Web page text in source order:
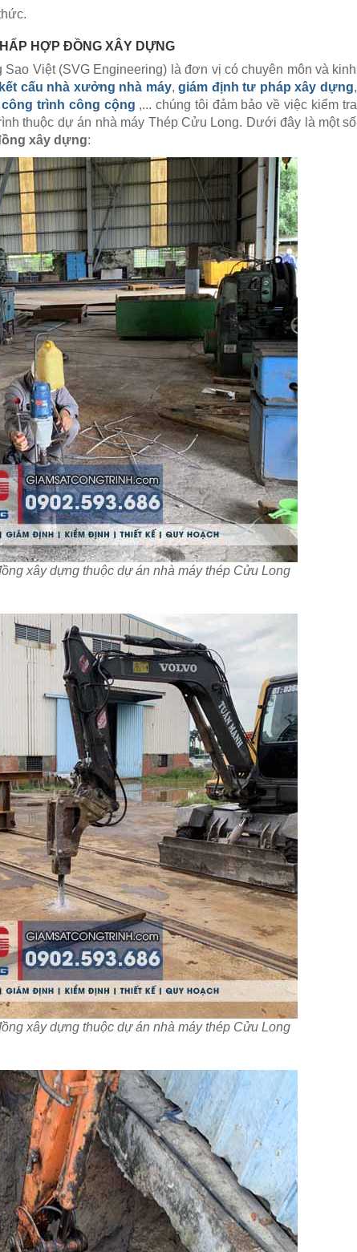
HỢP ĐỒNG XÂY DỰNG
Việt (SVG Engineering) là đơn vị có chuyên môn và kinh
cấu nhà xưởng nhà máy, giám định tư pháp xây dựng,
trình công cộng ,... chúng tôi đảm bảo về việc kiểm tra
thuộc dự án nhà máy Thép Cửu Long. Dưới đây là một số
xây dựng:
xây dựng thuộc dự án nhà máy thép Cửu Long
xây dựng thuộc dự án nhà máy thép Cửu Long